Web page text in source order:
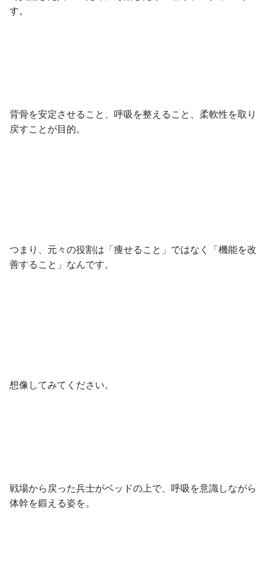
す。
背骨を安定させること、呼吸を整えること、柔軟性を取り
戻すことが目的。
つまり、元々の役割は「痩せること」ではなく「機能を改
善すること」なんです。
想像してみてください。
戦場から戻った兵士がベッドの上で、呼吸を意識しながら
体幹を鍛える姿を。